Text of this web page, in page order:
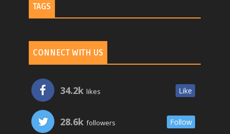
TAGS
CONNECT WITH US
34.2k likes Like
28.6k followers Follow